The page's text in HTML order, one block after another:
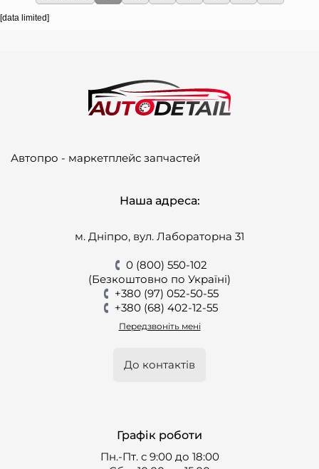
[data limited]
Автопро - маркетплейс запчастей
Наша адреса:
м. Дніпро, вул. Лабораторна 31
0 (800) 550-102
(Безкоштовно по Україні)
+380 (97) 052-50-55
+380 (68) 402-12-55
Передзвоніть мені
До контактів
Графік роботи
Пн.-Пт. с 9:00 до 18:00